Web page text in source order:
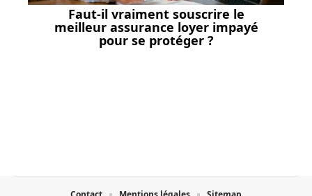
Faut-il vraiment souscrire le
meilleur assurance loyer impayé
pour se protéger ?